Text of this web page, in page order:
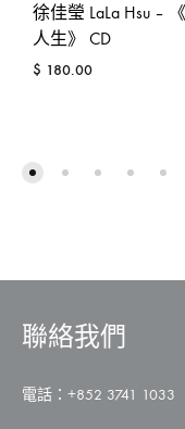
徐佳瑩 LaLa Hsu –
人生》 CD
$ 180.00
聯絡我們
電話：+852 3741 1033